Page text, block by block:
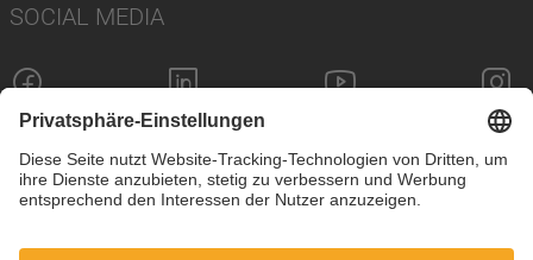
SOCIAL MEDIA